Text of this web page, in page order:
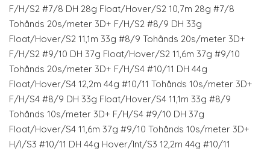
F/H/S2 #7/8 DH 28g Float/Hover/S2 10,7m 28g #7/8
Tohånds 20s/meter 3D+ F/H/S2 #8/9 DH 33g
Float/Hover/S2 11,1m 33g #8/9 Tohånds 20s/meter 3D+
F/H/S2 #9/10 DH 37g Float/Hover/S2 11,6m 37g #9/10
Tohånds 20s/meter 3D+ F/H/S4 #10/11 DH 44g
Float/Hover/S4 12,2m 44g #10/11 Tohånds 10s/meter 3D+
F/H/S4 #8/9 DH 33g Float/Hover/S4 11,1m 33g #8/9
Tohånds 10s/meter 3D+ F/H/S4 #9/10 DH 37g
Float/Hover/S4 11,6m 37g #9/10 Tohånds 10s/meter 3D+
H/I/S3 #10/11 DH 44g Hover/Int/S3 12,2m 44g #10/11